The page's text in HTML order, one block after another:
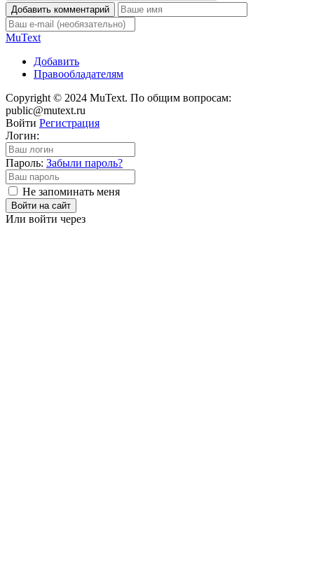
Добавить комментарий
MuText
Добавить
Правообладателям
Copyright © 2024 MuText. По общим вопросам:
public@mutext.ru
Войти Регистрация
Логин:
Пароль: Забыли пароль?
Не запоминать меня
Войти на сайт
Или войти через